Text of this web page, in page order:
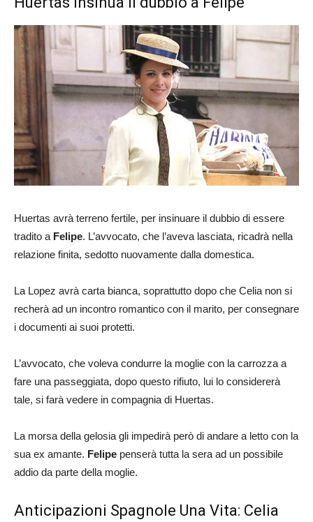
Huertas avrà terreno fertile, per insinuare il dubbio di essere
tradito a Felipe. L’avvocato, che l’aveva lasciata, ricadrà nella
relazione finita, sedotto nuovamente dalla domestica.
La Lopez avrà carta bianca, soprattutto dopo che Celia non si
recherà ad un incontro romantico con il marito, per consegnare
i documenti ai suoi protetti.
L’avvocato, che voleva condurre la moglie con la carrozza a
fare una passeggiata, dopo questo rifiuto, lui lo considererà
tale, si farà vedere in compagnia di Huertas.
La morsa della gelosia gli impedirà però di andare a letto con la
sua ex amante. Felipe penserà tutta la sera ad un possibile
addio da parte della moglie.
Anticipazioni Spagnole Una Vita: Celia